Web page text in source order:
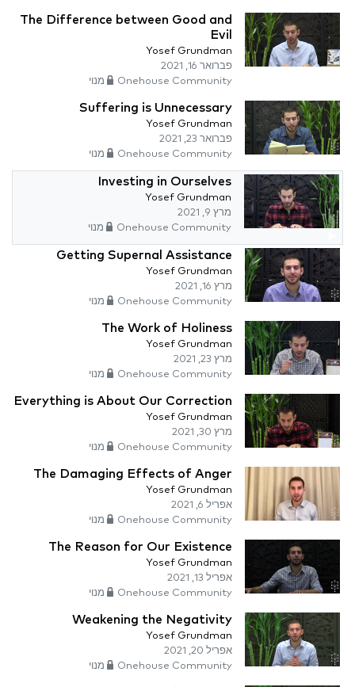
The Difference between Good and
Evil
Yosef Grundman
פברואר 16, 2021
Onehouse Community מנוי
Suffering is Unnecessary
Yosef Grundman
פברואר 23, 2021
Onehouse Community מנוי
Investing in Ourselves
Yosef Grundman
מרץ 9, 2021
Onehouse Community מנוי
Getting Supernal Assistance
Yosef Grundman
מרץ 16, 2021
Onehouse Community מנוי
The Work of Holiness
Yosef Grundman
מרץ 23, 2021
Onehouse Community מנוי
Everything is About Our Correction
Yosef Grundman
מרץ 30, 2021
Onehouse Community מנוי
The Damaging Effects of Anger
Yosef Grundman
אפריל 6, 2021
Onehouse Community מנוי
The Reason for Our Existence
Yosef Grundman
אפריל 13, 2021
Onehouse Community מנוי
Weakening the Negativity
Yosef Grundman
אפריל 20, 2021
Onehouse Community מנוי